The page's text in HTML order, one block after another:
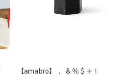
【amabro】 ．＆％＄＋！